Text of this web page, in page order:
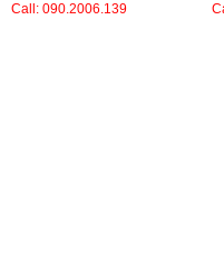
Call: 090.2006.139